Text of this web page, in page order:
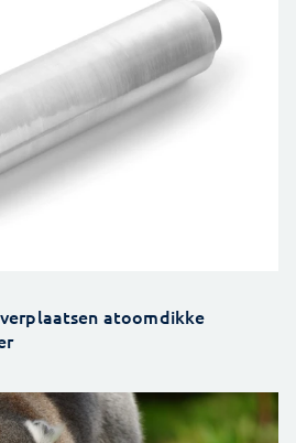
atoomdikke